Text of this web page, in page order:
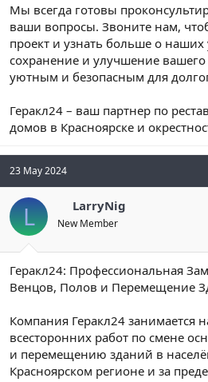
Мы всегда готовы
ваши вопросы. Звоните нам,
проект и узнать больше о
сохранение и улучшение вашего
уютным и безопасным для
Геракл24 – ваш партнер по
домов в Красноярске и
23 May 2024
L LarryNig
New Member
Геракл24: Профессиональная
Венцов, Полов и Перемещение
Компания Геракл24 занимается
всесторонних работ по смене
и перемещению зданий в
Красноярском регионе и за